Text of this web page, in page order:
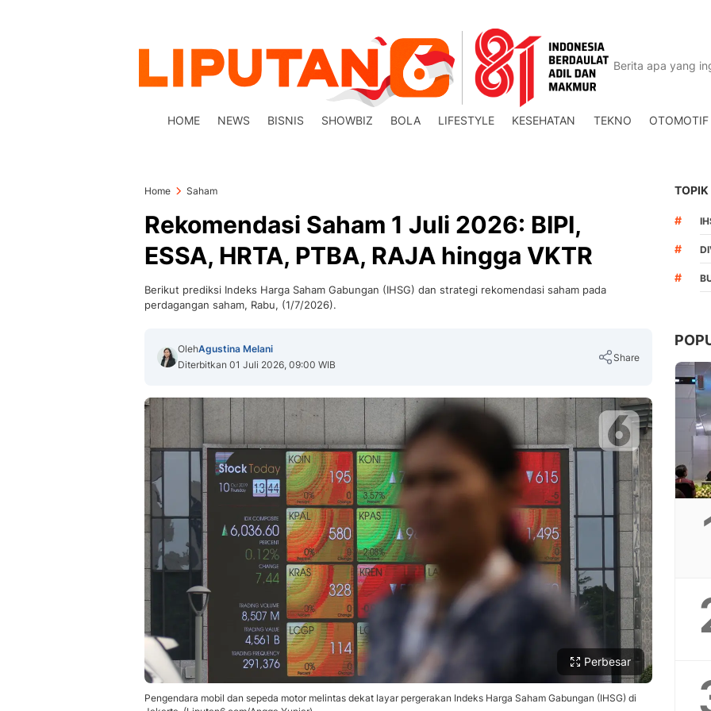
HOME NEWS BISNIS SHOWBIZ BOLA LIFESTYLE KESEHATAN TEKNO OTOMOTIF
Home Saham
Rekomendasi Saham 1 Juli 2026: BIPI,
ESSA, HRTA, PTBA, RAJA hingga VKTR
Berikut prediksi Indeks Harga Saham Gabungan (IHSG) dan strategi rekomendasi saham pada
perdagangan saham, Rabu, (1/7/2026).
OlehAgustina Melani
Diterbitkan 01 Juli 2026, 09:00 WIB
Share
Copy Link
Perbesar
Pengendara mobil dan sepeda motor melintas dekat layar pergerakan Indeks Harga Saham Gabungan (IHSG) di
TOPIK
#
#
#